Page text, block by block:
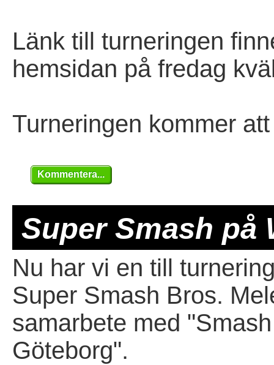
Länk till turneringen
hemsidan på fredag
Turneringen kommer
Kommentera...
Super Smash på
Nu har vi en till
Super Smash Bros.
samarbete med
Göteborg".